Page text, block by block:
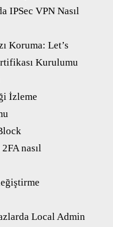
IPSec VPN Nasıl
Koruma: Let’s
Kurulumu
İzleme
nasıl
Local Admin